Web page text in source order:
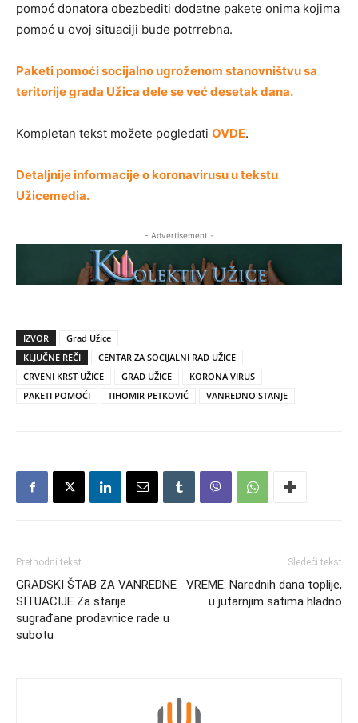
pomoć donatora obezbediti dodatne pakete onima kojima
pomoć u ovoj situaciji bude potrrebna.
Paketi pomoći socijalno ugroženom stanovništvu sa
teritorije grada Užica dele se već desetak dana.
Kompletan tekst možete pogledati OVDE.
Detaljnije informacije o koronavirusu u tekstu
Užicemedia.
- Advertisement -
IZVOR
Grad Užice
KLJUČNE REČI
CENTAR ZA SOCIJALNI RAD UŽICE
CRVENI KRST UŽICE
GRAD UŽICE
KORONA VIRUS
PAKETI POMOĆI
TIHOMIR PETKOVIĆ VANREDNO STANJE
Prethodni tekst
GRADSKI ŠTAB ZA VANREDNE
SITUACIJE Za starije
sugrađane prodavnice rade u
subotu
Sledeći tekst
VREME: Narednih dana toplije,
u jutarnjim satima hladno